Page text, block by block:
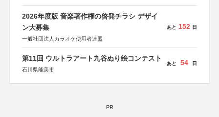
2026年度版 音楽著作権の啓発チラシ デザイ
ン大募集
一般社団法人カラオケ使用者連盟
あと 152 日
第11回 ウルトラアート九谷ぬり絵コンテスト
石川県能美市
あと 54 日
PR